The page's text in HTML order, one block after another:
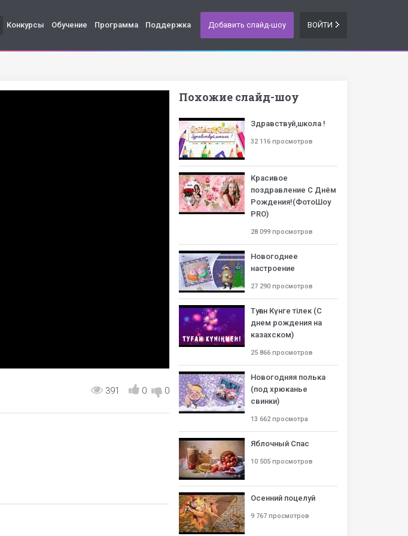
Конкурсы Обучение Программа Поддержка Добавить слайд-шоу ВОЙТИ
391 0 0
Похожие слайд-шоу
Здравствуй,школа !
32 116 просмотров
Красивое
поздравление С Днём
Рождения!(ФотоШоу
PRO)
28 099 просмотров
Новогоднее
настроение
27 290 просмотров
Туған Күнге тілек (С
днем рождения на
казахском)
25 866 просмотров
Новогодняя полька
(под хрюканье
свинки)
13 662 просмотра
Яблочный Спас
10 505 просмотров
Осенний поцелуй
9 767 просмотров